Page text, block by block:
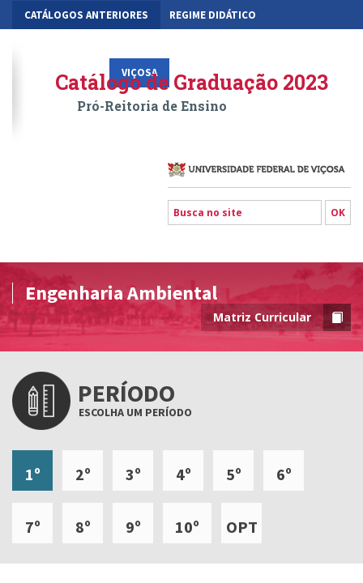
CATÁLOGOS ANTERIORES REGIME DIDÁTICO
VIÇOSA RIO PARANAÍBA FLORESTAL
Catálogo de Graduação 2023
Pró-Reitoria de Ensino
Engenharia Ambiental
Matriz Curricular
PERÍODO
ESCOLHA UM PERÍODO
1º 2º 3º 4º 5º 6º
7º 8º 9º 10º OPT